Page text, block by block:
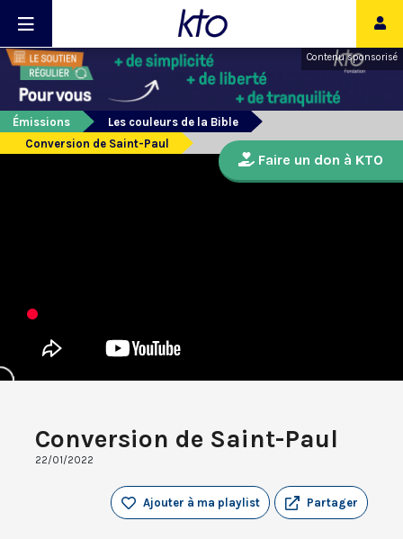
Contenu sponsorisé
Émissions
Les couleurs de la Bible
Conversion de Saint-Paul
Conversion de Saint-Paul
22/01/2022
Partager
Ajouter à ma playlist
Faire un don à KTO